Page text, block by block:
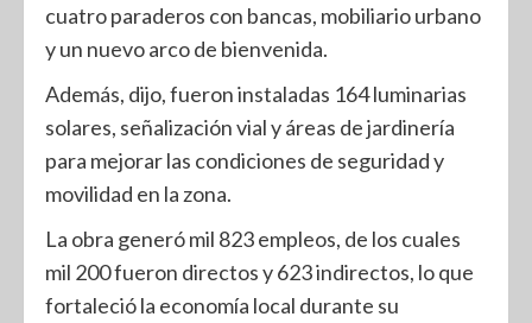
cuatro paraderos con bancas, mobiliario urbano
y un nuevo arco de bienvenida.
Además, dijo, fueron instaladas 164 luminarias
solares, señalización vial y áreas de jardinería
para mejorar las condiciones de seguridad y
movilidad en la zona.
La obra generó mil 823 empleos, de los cuales
mil 200 fueron directos y 623 indirectos, lo que
fortaleció la economía local durante su